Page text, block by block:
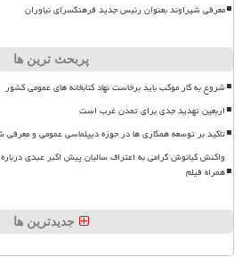
معرفی شیراوند بعنوان رئیس جدید فرهنگسرای نیاوران
پربحث ترین ها
شروع به کار موکب باید برخاست نهاد کتابخانه های عمومی کشور
اربعین تهدید جدی برای تمدن غرب است
تاکید بر توسعه همکاری ها در حوزه دیپلماسی عمومی و معرفی
واکنش کیانوش گرامی به اعتراف سالیان پیش اکبر عبدی
همراه فیلم
جدیدترین ها